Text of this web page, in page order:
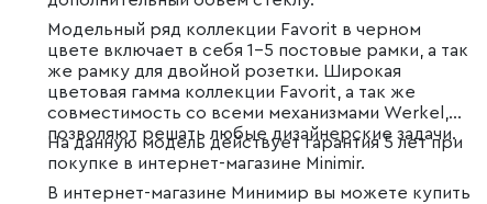
Модельный ряд коллекции Favorit в черном
цвете включает в себя 1–5 постовые рамки, а так
же рамку для двойной розетки. Широкая
цветовая гамма коллекции Favorit, а так же
совместимость со всеми механизмами Werkel,
позволяют решать любые дизайнерские задачи.
На данную модель действует гарантия 5 лет при
покупке в интернет-магазине Minimir.
В интернет-магазине Минимир вы можете купить